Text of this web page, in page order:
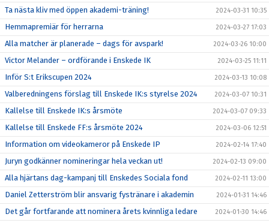
Ta nästa kliv med öppen akademi-träning! 2024-03-31 10:35
Hemmapremiär för herrarna 2024-03-27 17:03
Alla matcher är planerade – dags för avspark! 2024-03-26 10:00
Victor Melander – ordförande i Enskede IK 2024-03-25 11:11
Inför S:t Erikscupen 2024 2024-03-13 10:08
Valberedningens förslag till Enskede IK:s styrelse 2024 2024-03-07 10:31
Kallelse till Enskede IK:s årsmöte 2024-03-07 09:33
Kallelse till Enskede FF:s årsmöte 2024 2024-03-06 12:51
Information om videokameror på Enskede IP 2024-02-14 17:40
Juryn godkänner nomineringar hela veckan ut! 2024-02-13 09:00
Alla hjärtans dag-kampanj till Enskedes Sociala fond 2024-02-11 13:00
Daniel Zetterström blir ansvarig fystränare i akademin 2024-01-31 14:46
Det går fortfarande att nominera årets kvinnliga ledare 2024-01-30 14:46